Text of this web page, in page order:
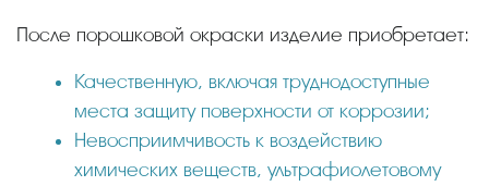
После порошковой окраски изделие приобретает:
Качественную, включая труднодоступные
места защиту поверхности от коррозии;
Невосприимчивость к воздействию
химических веществ, ультрафиолетовому